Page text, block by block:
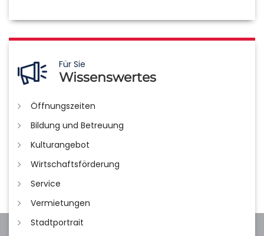
Für Sie
Wissenswertes
Öffnungszeiten
Bildung und Betreuung
Kulturangebot
Wirtschaftsförderung
Service
Vermietungen
Stadtportrait